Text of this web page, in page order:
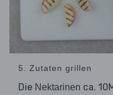
5. Zutaten grillen
Die Nektarinen ca.